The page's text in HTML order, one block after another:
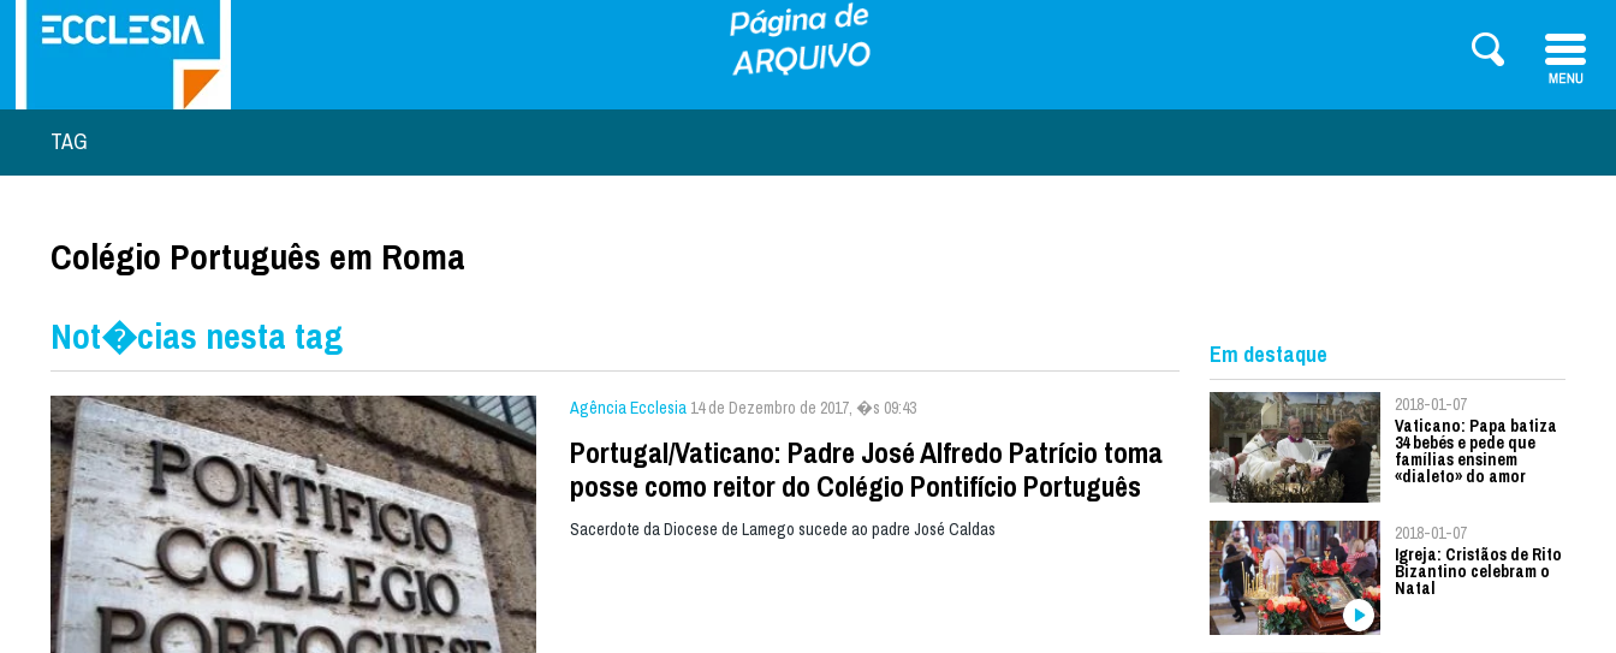
TAG
Colégio Português em Roma
Not�cias nesta tag
Agência Ecclesia 14 de Dezembro de 2017, �s 09:43
Portugal/Vaticano: Padre José Alfredo Patrício toma
posse como reitor do Colégio Pontifício Português
Sacerdote da Diocese de Lamego sucede ao padre José Caldas
Em destaque
2018-01-07
Vaticano: Papa batiza
34 bebés e pede que
famílias ensinem
«dialeto» do amor
2018-01-07
Igreja: Cristãos de Rito
Bizantino celebram o
Natal